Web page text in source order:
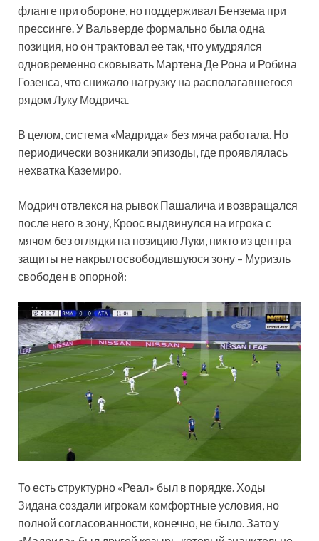
фланге при обороне, но поддерживал Бензема при
прессинге. У Вальверде формально была одна
позиция, но он трактовал ее так, что умудрялся
одновременно сковывать Мартена Де Рона и Робина
Гозенса, что снижало нагрузку на располагавшегося
рядом Луку Модрича.
В целом, система «Мадрида» без мяча работала. Но
периодически возникали эпизоды, где проявлялась
нехватка Каземиро.
Модрич отвлекся на рывок Пашалича и возвращался
после него в зону, Кроос выдвинулся на игрока с
мячом без оглядки на позицию Луки, никто из центра
защиты не накрыл освободившуюся зону – Муриэль
свободен в опорной:
То есть структурно «Реал» был в порядке. Ходы
Зидана создали игрокам комфортные условия, но
полной согласованности, конечно, не было. Зато у